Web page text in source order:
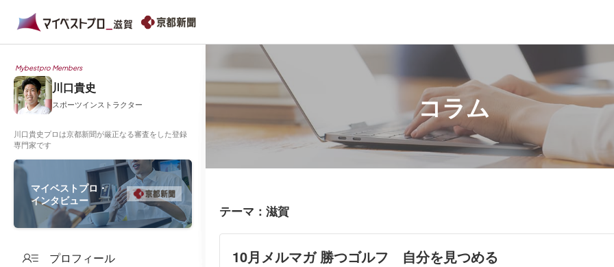
Mybestpro Members
川口貴史
スポーツインストラクター
川口貴史プロは京都新聞が厳正なる審査をした登録
専門家です
マイベストプロ・
インタビュー
プロフィール
コラム
テーマ：滋賀
10月メルマガ 勝つゴルフ 自分を見つめる